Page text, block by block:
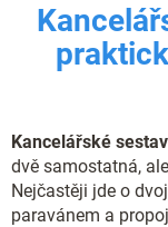
Kancelářské
dvě samostatná,
Nejčastěji jde o
paravánem a